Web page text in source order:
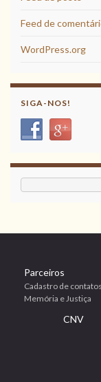
Feed de
WordPress.org
SIGA-NOS!
Parceiros
Cadastro de
Memória e Justiça
CNV